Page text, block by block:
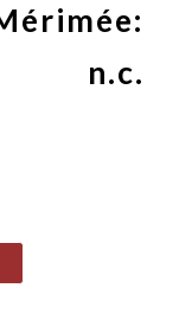
n.c.